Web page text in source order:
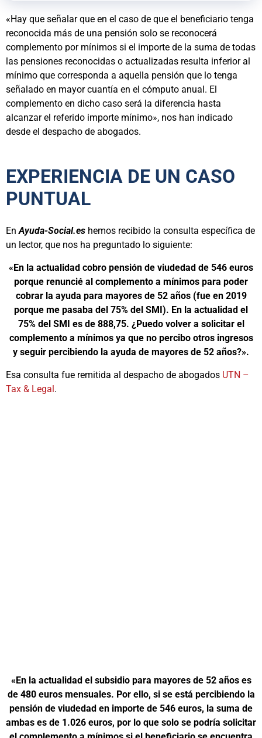
«Hay que señalar que en el caso de que el beneficiario tenga
reconocida más de una pensión solo se reconocerá
complemento por mínimos si el importe de la suma de todas
las pensiones reconocidas o actualizadas resulta inferior al
mínimo que corresponda a aquella pensión que lo tenga
señalado en mayor cuantía en el cómputo anual. El
complemento en dicho caso será la diferencia hasta
alcanzar el referido importe mínimo», nos han indicado
desde el despacho de abogados.
EXPERIENCIA DE UN CASO
PUNTUAL
EnAyuda-Social.es hemos recibido la consulta específica de
un lector, que nos ha preguntado lo siguiente:
«En la actualidad cobro pensión de viudedad de 546 euros
porque renuncié al complemento a mínimos para poder
cobrar la ayuda para mayores de 52 años (fue en 2019
porque me pasaba del 75% del SMI). En la actualidad el
75% del SMI es de 888,75. ¿Puedo volver a solicitar el
complemento a mínimos ya que no percibo otros ingresos
y seguir percibiendo la ayuda de mayores de 52 años?».
Esa consulta fue remitida al despacho de abogados UTN –
Tax & Legal.
«En la actualidad el subsidio para mayores de 52 años es
de 480 euros mensuales. Por ello, si se está percibiendo la
pensión de viudedad en importe de 546 euros, la suma de
ambas es de 1.026 euros, por lo que solo se podría solicitar